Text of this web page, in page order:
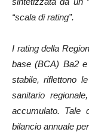
“scala di rating”.
I rating della
base (BCA) Ba2
stabile, riflettono
sanitario
accumulato. Tale
bilancio annuale